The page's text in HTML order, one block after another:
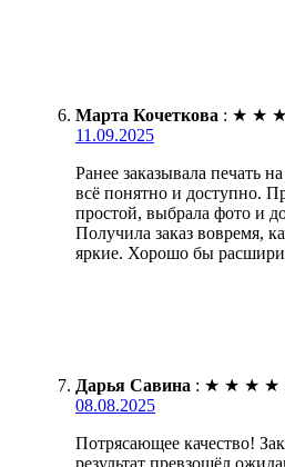
Марта Кочеткова : ★ ★ ★
11.09.2025
Ранее заказывала печать
всё понятно и доступно.
простой, выбрала фото и
Получила заказ вовремя,
яркие. Хорошо бы
Дарья Савина : ★ ★ ★ ★
08.08.2025
Потрясающее качество!
результат превзошёл